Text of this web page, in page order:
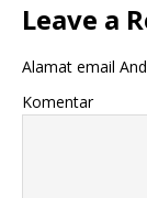
Leave a
Alamat email
Komentar